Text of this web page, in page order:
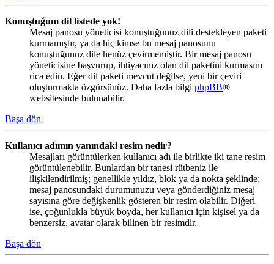
Konuştuğum dil listede yok!
Mesaj panosu yöneticisi konuştuğunuz dili destekleyen paketi
kurmamıştır, ya da hiç kimse bu mesaj panosunu
konuştuğunuz dile henüz çevirmemiştir. Bir mesaj panosu
yöneticisine başvurup, ihtiyacınız olan dil paketini kurmasını
rica edin. Eğer dil paketi mevcut değilse, yeni bir çeviri
oluşturmakta özgürsünüz. Daha fazla bilgi phpBB®
websitesinde bulunabilir.
Başa dön
Kullanıcı adımın yanındaki resim nedir?
Mesajları görüntülerken kullanıcı adı ile birlikte iki tane resim
görüntülenebilir. Bunlardan bir tanesi rütbeniz ile
ilişkilendirilmiş; genellikle yıldız, blok ya da nokta şeklinde;
mesaj panosundaki durumunuzu veya gönderdiğiniz mesaj
sayısına göre değişkenlik gösteren bir resim olabilir. Diğeri
ise, çoğunlukla büyük boyda, her kullanıcı için kişisel ya da
benzersiz, avatar olarak bilinen bir resimdir.
Başa dön